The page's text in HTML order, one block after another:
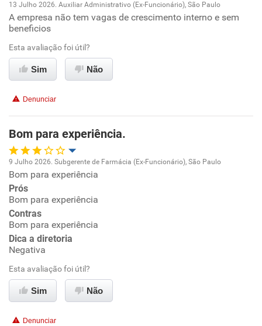
Oportunidade de promoção
Ambiente de trabalho
Conciliação com a vida familiar
Recomenda esta empresa
13 Julho 2026. Auxiliar Administrativo (Ex-Funcionário), São Paulo
A empresa não tem vagas de crescimento interno e sem
beneficios
Esta avaliação foi útil?
Sim Não
Denunciar
Bom para experiência.
Oportunidade de promoção
Ambiente de trabalho
Conciliação com a vida familiar
Não recomenda esta empresa
9 Julho 2026. Subgerente de Farmácia (Ex-Funcionário), São Paulo
Bom para experiência
Prós
Bom para experiência
Contras
Bom para experiência
Dica a diretoria
Negativa
Esta avaliação foi útil?
Sim Não
Denunciar